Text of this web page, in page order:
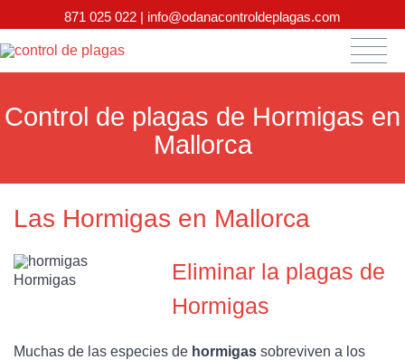
871 025 022 | info@odanacontroldeplagas.com
Control de plagas de Hormigas en
Mallorca
Las Hormigas en Mallorca
Hormigas
Eliminar la plagas de
Hormigas
Muchas de las especies de hormigas sobreviven a los